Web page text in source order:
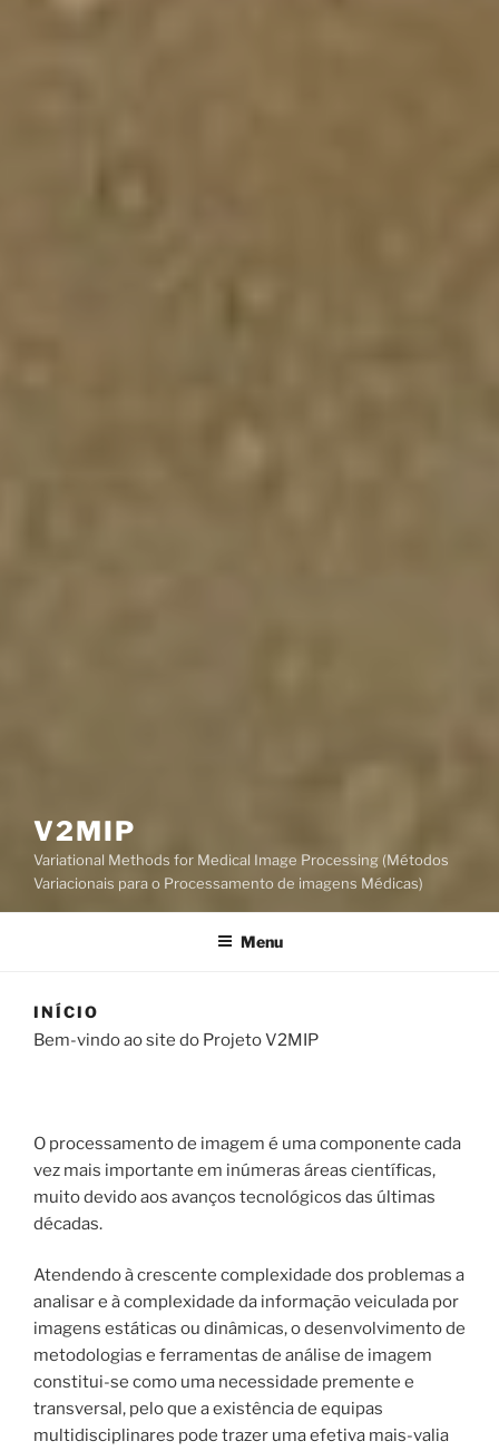
V2MIP
Variational Methods for Medical Image Processing (Métodos
Variacionais para o Processamento de imagens Médicas)
Menu
INÍCIO
Bem-vindo ao site do Projeto V2MIP
O processamento de imagem é uma componente cada
vez mais importante em inúmeras áreas científicas,
muito devido aos avanços tecnológicos das últimas
décadas.
Atendendo à crescente complexidade dos problemas a
analisar e à complexidade da informação veiculada por
imagens estáticas ou dinâmicas, o desenvolvimento de
metodologias e ferramentas de análise de imagem
constitui-se como uma necessidade premente e
transversal, pelo que a existência de equipas
multidisciplinares pode trazer uma efetiva mais-valia